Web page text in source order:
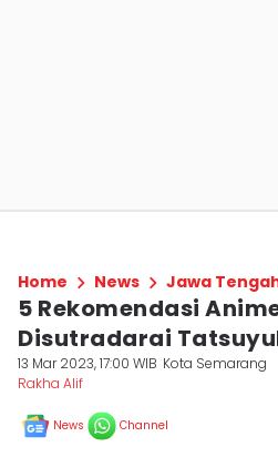
Home News Jawa
5 Rekomendasi
Disutradarai
13 Mar 2023, 17:00 WIB Kota Semarang
Rakha Alif
News Channel